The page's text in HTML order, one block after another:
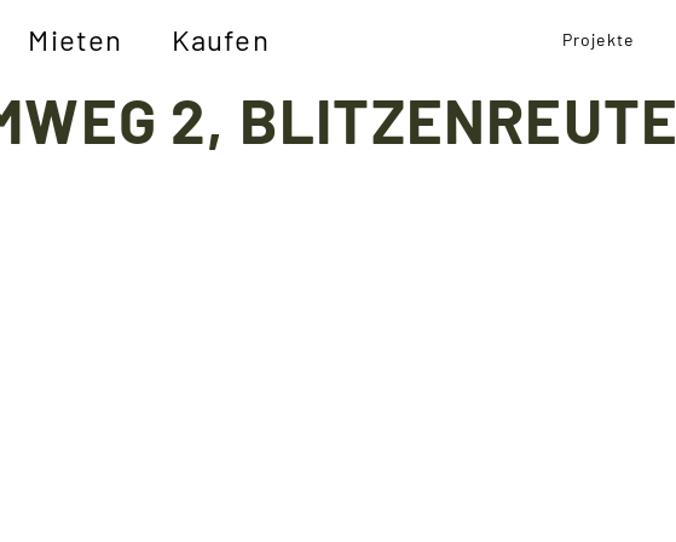
Mieten Kaufen Projekte
2, BLITZENREUTE